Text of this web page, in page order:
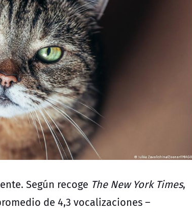
Según recoge The New York Times,
de 4,3 vocalizaciones –